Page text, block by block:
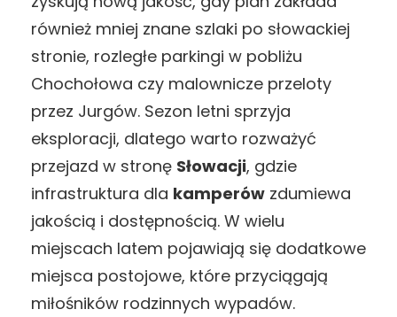
również mniej znane szlaki po słowackiej
stronie, rozległe parkingi w pobliżu
Chochołowa czy malownicze przeloty
przez Jurgów. Sezon letni sprzyja
eksploracji, dlatego warto rozważyć
przejazd w stronę Słowacji, gdzie
infrastruktura dla kamperów zdumiewa
jakością i dostępnością. W wielu
miejscach latem pojawiają się dodatkowe
miejsca postojowe, które przyciągają
miłośników rodzinnych wypadów.